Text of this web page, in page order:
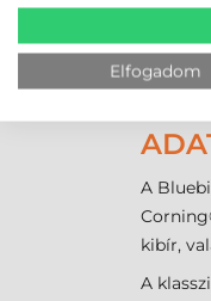
gyors
15693,
A
kibír,
A
Elfogadom